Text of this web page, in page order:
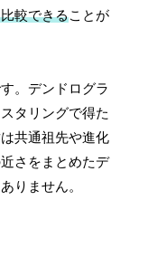
較できることが
。デンドログラ
タリングで得た
共通祖先や進化
さをまとめたデ
りません。